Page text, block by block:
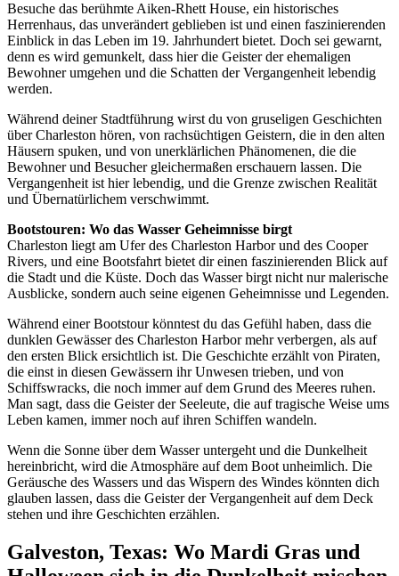
Besuche das berühmte Aiken-Rhett House, ein historisches
Herrenhaus, das unverändert geblieben ist und einen faszinierenden
Einblick in das Leben im 19. Jahrhundert bietet. Doch sei gewarnt,
denn es wird gemunkelt, dass hier die Geister der ehemaligen
Bewohner umgehen und die Schatten der Vergangenheit lebendig
werden.
Während deiner Stadtführung wirst du von gruseligen Geschichten
über Charleston hören, von rachsüchtigen Geistern, die in den alten
Häusern spuken, und von unerklärlichen Phänomenen, die die
Bewohner und Besucher gleichermaßen erschauern lassen. Die
Vergangenheit ist hier lebendig, und die Grenze zwischen Realität
und Übernatürlichem verschwimmt.
Bootstouren: Wo das Wasser Geheimnisse birgt
Charleston liegt am Ufer des Charleston Harbor und des Cooper
Rivers, und eine Bootsfahrt bietet dir einen faszinierenden Blick auf
die Stadt und die Küste. Doch das Wasser birgt nicht nur malerische
Ausblicke, sondern auch seine eigenen Geheimnisse und Legenden.
Während einer Bootstour könntest du das Gefühl haben, dass die
dunklen Gewässer des Charleston Harbor mehr verbergen, als auf
den ersten Blick ersichtlich ist. Die Geschichte erzählt von Piraten,
die einst in diesen Gewässern ihr Unwesen trieben, und von
Schiffswracks, die noch immer auf dem Grund des Meeres ruhen.
Man sagt, dass die Geister der Seeleute, die auf tragische Weise ums
Leben kamen, immer noch auf ihren Schiffen wandeln.
Wenn die Sonne über dem Wasser untergeht und die Dunkelheit
hereinbricht, wird die Atmosphäre auf dem Boot unheimlich. Die
Geräusche des Wassers und das Wispern des Windes könnten dich
glauben lassen, dass die Geister der Vergangenheit auf dem Deck
stehen und ihre Geschichten erzählen.
Galveston, Texas: Wo Mardi Gras und